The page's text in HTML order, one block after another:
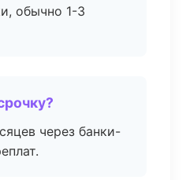
обычно 1-3
через банки-